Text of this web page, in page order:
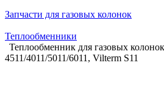
Запчасти для газовых колонок
Теплообменники
Теплообменник для газовых
4511/4011/5011/6011, Vilterm S11